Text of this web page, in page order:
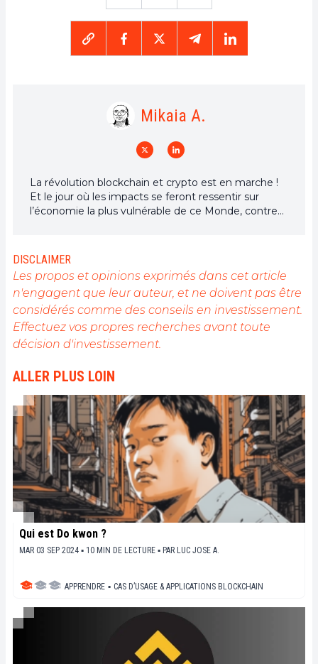
Mikaia A.
La révolution blockchain et crypto est en marche !
Et le jour où les impacts se feront ressentir sur
l’économie la plus vulnérable de ce Monde, contre
DISCLAIMER
Les propos et opinions exprimés dans cet article
n'engagent que leur auteur, et ne doivent pas être
considérés comme des conseils en investissement.
Effectuez vos propres recherches avant toute
décision d'investissement.
ALLER PLUS LOIN
Qui est Do kwon ?
MAR 03 SEP 2024 ▪ 10 MIN DE LECTURE ▪ PAR LUC JOSE A.
APPRENDRE ▪ CAS D’USAGE & APPLICATIONS BLOCKCHAIN